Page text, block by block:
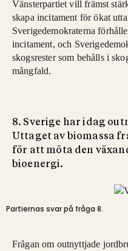
Vänsterpartiet vill främst
skapa incitament för ökat
Sverigedemokraterna
incitament, och
skogsrester som behålls i
mångfald.
8. Sverige har idag
Uttaget av biomassa
för att möta den
bioenergi.
Partiernas svar på fråga 8.
Frågan om outnyttjade